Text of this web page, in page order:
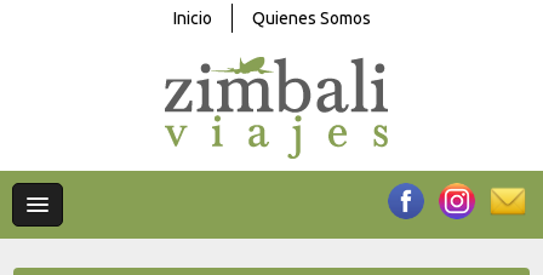
Inicio Quienes Somos